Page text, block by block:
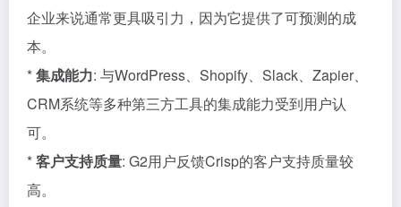
企业来说通常更具吸引力，因为它提供了可预测的成
本。
*集成能力: 与WordPress、Shopify、Slack、Zapier、
CRM系统等多种第三方工具的集成能力受到用户认
可。
*客户支持质量: G2用户反馈Crisp的客户支持质量较
高。